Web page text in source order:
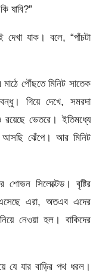
যাবি?”
দেখা যাক। বলে, “পাঁচটা
মাঠে পৌঁছতে মিনিট সাতেক
গিয়ে দেখে, সমরদা
ভেতরে। ইতিমধ্যে
আসছি ঝেঁপে। আর মিনিট
শোভন সিলেক্টেড। বৃষ্টির
এরা, অতএব এদের
নেওয়া হল। বাকিদের
যে যার বাড়ির পথ ধরল।